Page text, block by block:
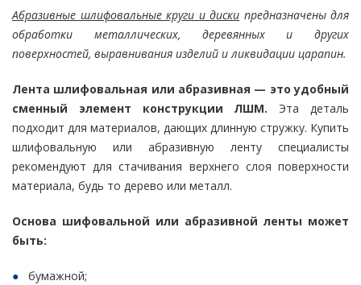
Абразивные шлифовальные круги и диски предназначены для
обработки металлических, деревянных и других
поверхностей, выравнивания изделий и ликвидации царапин.
Лента шлифовальная или абразивная — это удобный
сменный элемент конструкции ЛШМ. Эта деталь
подходит для материалов, дающих длинную стружку. Купить
шлифовальную или абразивную ленту специалисты
рекомендуют для стачивания верхнего слоя поверхности
материала, будь то дерево или металл.
Основа шифовальной или абразивной ленты может
быть:
бумажной;